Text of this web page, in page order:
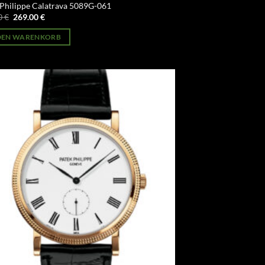
Calatrava 5089G-061
€ Ursprünglicher
war:
499.00 €
269.00€Aktueller
ist:
269.00 €.
WARENKORB